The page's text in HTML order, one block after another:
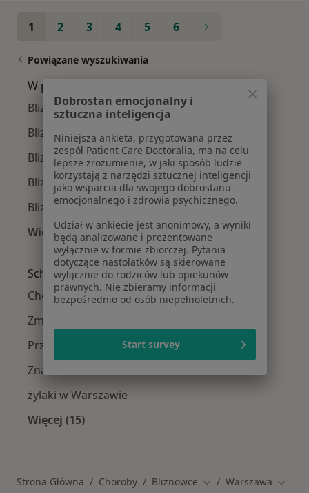
1 2 3 4 5 6
Powiązane wyszukiwania
W pobliżu Warszawy
Bliznowce w Pruszkowie
Bliznowce w
Bliznowce w Piasecznie
Bliznowce w Sulejówku
Bliznowce w Józefosławiu
Więcej (1)
Więcej w kategorii: W pobliżu Warszawy
Schorzenia w Warszawie
Choroby chirurgiczne w Warszawie
Zmiany skórne w Warszawie
Przepuklina w Warszawie
Znamiona w Warszawie
żylaki w Warszawie
Więcej (15)
Strona Główna Choroby Bliznowce Zmień miasto
Warszawa
Dobrostan emocjonalny i
sztuczna inteligencja
Niniejsza ankieta, przygotowana przez
zespół Patient Care Doctoralia, ma na celu
lepsze zrozumienie, w jaki sposób ludzie
korzystają z narzędzi sztucznej inteligencji
jako wsparcia dla swojego dobrostanu
emocjonalnego i zdrowia psychicznego.
Udział w ankiecie jest anonimowy, a wyniki
będą analizowane i prezentowane
wyłącznie w formie zbiorczej. Pytania
dotyczące nastolatków są skierowane
wyłącznie do rodziców lub opiekunów
prawnych. Nie zbieramy informacji
bezpośrednio od osób niepełnoletnich.
Start survey